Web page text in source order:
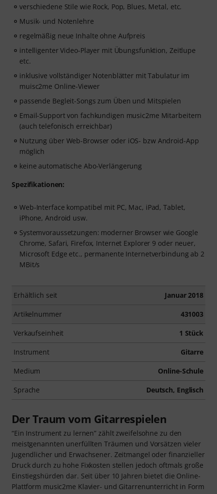
verschiedene Stile wie Rock, Pop, Blues, Metal, etc.
Musik- und Notenlehre
regelmäßig neue Inhalte ohne Aufpreis
intelligenter Video-Player mit Übungsfunktion, Zeitlupe
etc.
inklusive vollständiger Notenblätter mit Tabulatur im
muisc2me Online-Viewer
passende Begleit-Songs zum Üben und Mitspielen
Email-Support von fachkundigen music2me Mitarbeitern
(auch telefonisch erreichbar)
Nutzung über Web-Browser oder iOS- bzw Android-App
möglich
keine automatische Abo-Verlängerung
Spezifikationen:
Web-Interface kompatibel mit PC, Mac, iPad, Tablet,
iPhone, Android usw.
Systemvoraussetzungen: moderner Browser wie Google
Chrome, Safari, Firefox, Internet Explorer 9 oder neuer,
Microsoft Edge etc., permanente Internetverbindung ab 2
MBit/s
Erhältlich seit Januar 2018
Artikelnummer 431003
Verkaufseinheit 1 Stück
Instrument Gitarre
Medium Online-Schule
Sprache Deutsch, Englisch
Der Traum vom Gitarrespielen
“Ein Instrument zu lernen” zählt zweifelsohne zu den
meistgenannten unerfüllten Träumen und Vorsätzen vieler
Jugendlicher und Erwachsener. Zeitmangel oder finanzieller
Druck durch zu hohe Fixkosten stellen jedoch oftmals große
Einstiegshürden dar. Seit über 10 Jahren bietet die Online-
Plattform music2me Klavier- und Gitarrenunterricht in Form